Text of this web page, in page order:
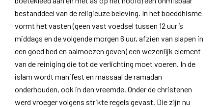
bestanddeel van de religieuze beleving. In het boeddhisme
vormt het vasten (geen vast voedsel tussen 12 uur ’s
middags en de volgende morgen 6 uur, afzien van slapen in
een goed bed en aalmoezen geven) een wezenlijk element
van de reiniging die tot de verlichting moet voeren. In de
islam wordt manifest en massaal de ramadan
onderhouden, ook in den vreemde. Onder de christenen
werd vroeger volgens strikte regels gevast. Die zijn nu